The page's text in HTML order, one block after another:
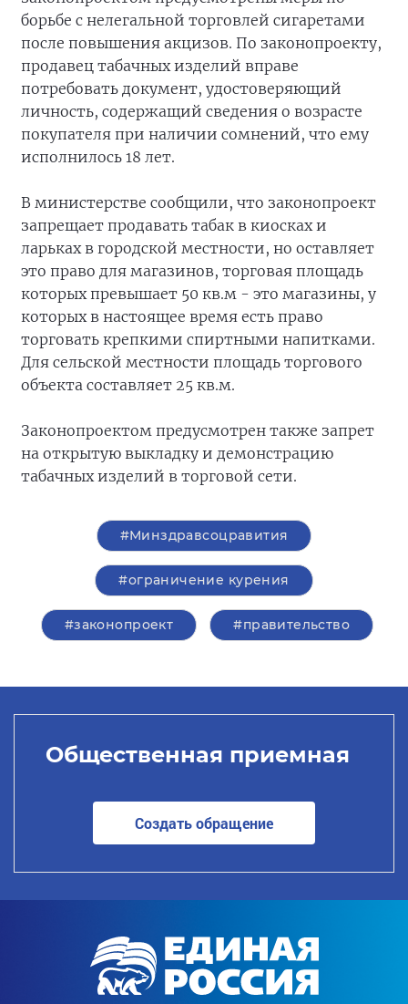
борьбе с нелегальной торговлей сигаретами
после повышения акцизов. По законопроекту,
продавец табачных изделий вправе
потребовать документ, удостоверяющий
личность, содержащий сведения о возрасте
покупателя при наличии сомнений, что ему
исполнилось 18 лет.
В министерстве сообщили, что законопроект
запрещает продавать табак в киосках и
ларьках в городской местности, но оставляет
это право для магазинов, торговая площадь
которых превышает 50 кв.м - это магазины, у
которых в настоящее время есть право
торговать крепкими спиртными напитками.
Для сельской местности площадь торгового
объекта составляет 25 кв.м.
Законопроектом предусмотрен также запрет
на открытую выкладку и демонстрацию
табачных изделий в торговой сети.
#Минздравсоцравития
#ограничение курения
#законопроект #правительство
Общественная приемная
Создать обращение